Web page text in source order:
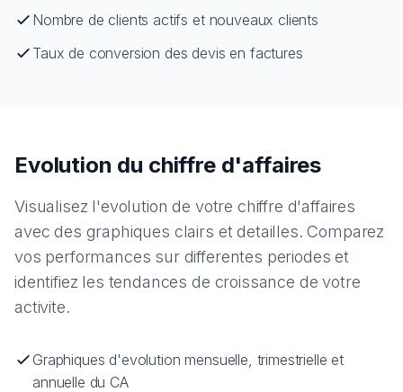
Nombre de clients actifs et nouveaux clients
Taux de conversion des devis en factures
Evolution du chiffre d'affaires
Visualisez l'evolution de votre chiffre d'affaires
avec des graphiques clairs et detailles. Comparez
vos performances sur differentes periodes et
identifiez les tendances de croissance de votre
activite.
Graphiques d'evolution mensuelle, trimestrielle et
annuelle du CA